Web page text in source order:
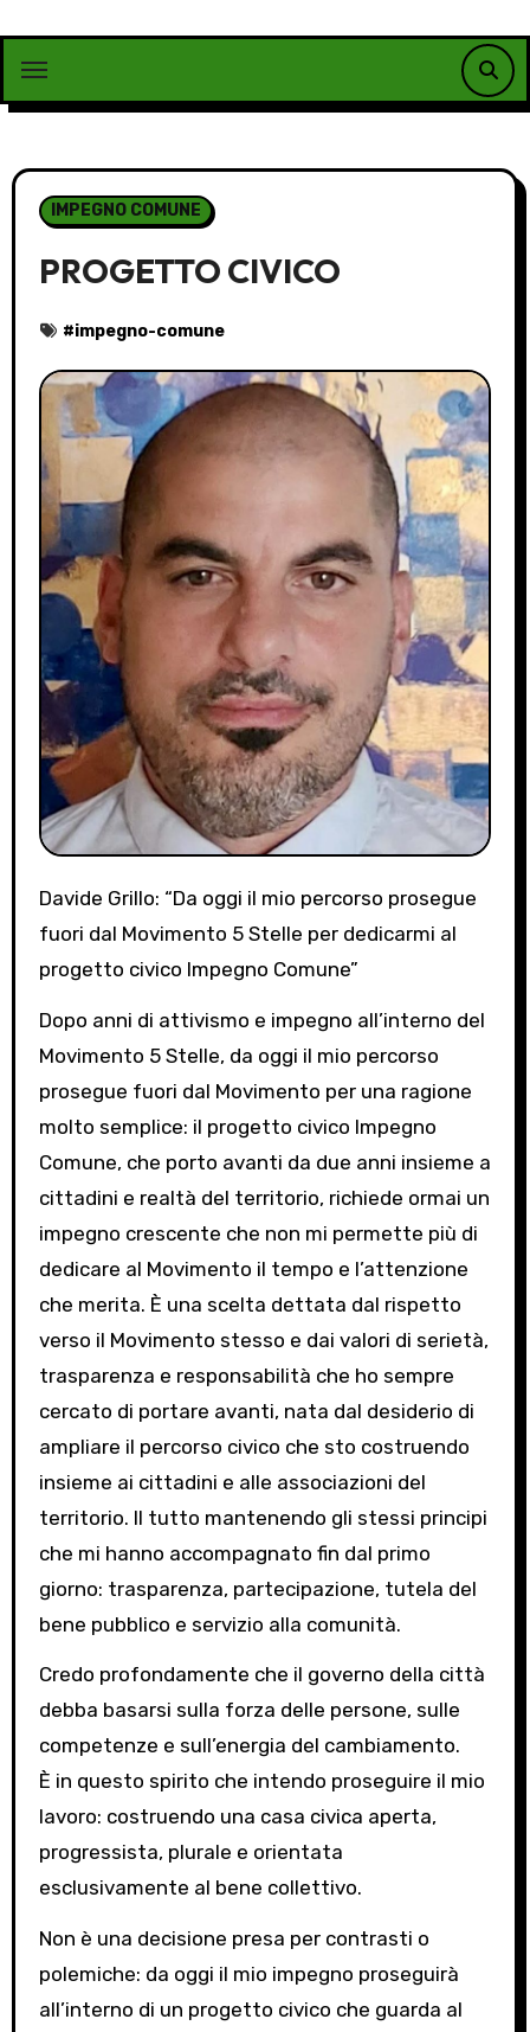
contenuto
IMPEGNO COMUNE
PROGETTO CIVICO
#impegno-comune
Davide Grillo: “Da oggi il mio percorso prosegue
fuori dal Movimento 5 Stelle per dedicarmi al
progetto civico Impegno Comune”
Dopo anni di attivismo e impegno all’interno del
Movimento 5 Stelle, da oggi il mio percorso
prosegue fuori dal Movimento per una ragione
molto semplice: il progetto civico Impegno
Comune, che porto avanti da due anni insieme a
cittadini e realtà del territorio, richiede ormai un
impegno crescente che non mi permette più di
dedicare al Movimento il tempo e l’attenzione
che merita. È una scelta dettata dal rispetto
verso il Movimento stesso e dai valori di serietà,
trasparenza e responsabilità che ho sempre
cercato di portare avanti, nata dal desiderio di
ampliare il percorso civico che sto costruendo
insieme ai cittadini e alle associazioni del
territorio. Il tutto mantenendo gli stessi principi
che mi hanno accompagnato fin dal primo
giorno: trasparenza, partecipazione, tutela del
bene pubblico e servizio alla comunità.
Credo profondamente che il governo della città
debba basarsi sulla forza delle persone, sulle
competenze e sull’energia del cambiamento.
È in questo spirito che intendo proseguire il mio
lavoro: costruendo una casa civica aperta,
progressista, plurale e orientata
esclusivamente al bene collettivo.
Non è una decisione presa per contrasti o
polemiche: da oggi il mio impegno proseguirà
all’interno di un progetto civico che guarda al